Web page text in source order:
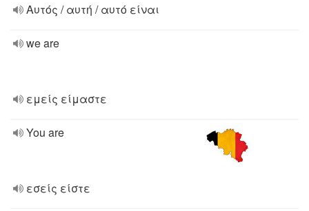
Αυτός / αυτή / αυτό είναι
we are
εμείς είμαστε
You are
εσείς είστε